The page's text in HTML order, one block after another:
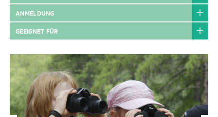
ANMELDUNG
GEEIGNET FÜR